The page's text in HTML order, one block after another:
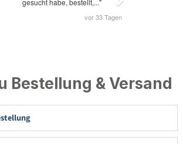
Bestellung & Versand